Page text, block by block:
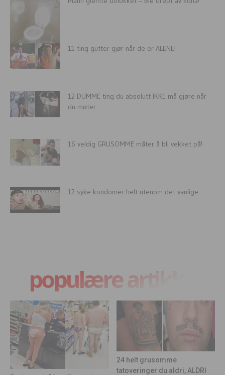
11 ting gutter gjør når de er ALENE!
12 DUMME ting du absolutt IKKE må gjøre når
du møter...
16 veldig GRUSOMME måter å bli vekket på!
12 syke kondomer helt utenom det vanlige…
populære artikler
24 helt grusomme
tatoveringer du aldri, ALDRI